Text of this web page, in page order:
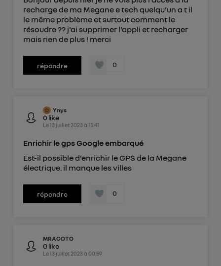
recharge de ma Megane e tech quelqu'un a t il
le même problème et surtout comment le
résoudre ?? j'ai supprimer l'appli et recharger
mais rien de plus ! merci
répondre 0
Ynys
0 like
Le13 juillet 2023 à 15:41
Enrichir le gps Google embarqué
Est-il possible d'enrichir le GPS de la Megane
électrique. il manque les villes
répondre 0
MRACOTO
0 like
Le13 juillet 2023 à 00:59